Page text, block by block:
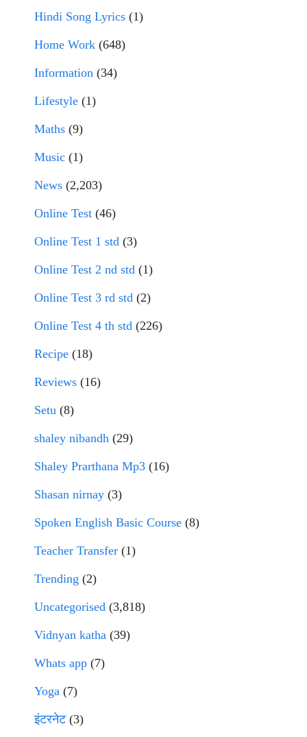
Hindi Song Lyrics (1)
Home Work (648)
Information (34)
Lifestyle (1)
Maths (9)
Music (1)
News (2,203)
Online Test (46)
Online Test 1 std (3)
Online Test 2 nd std (1)
Online Test 3 rd std (2)
Online Test 4 th std (226)
Recipe (18)
Reviews (16)
Setu (8)
shaley nibandh (29)
Shaley Prarthana Mp3 (16)
Shasan nirnay (3)
Spoken English Basic Course (8)
Teacher Transfer (1)
Trending (2)
Uncategorised (3,818)
Vidnyan katha (39)
Whats app (7)
Yoga (7)
इंटरनेट(3)